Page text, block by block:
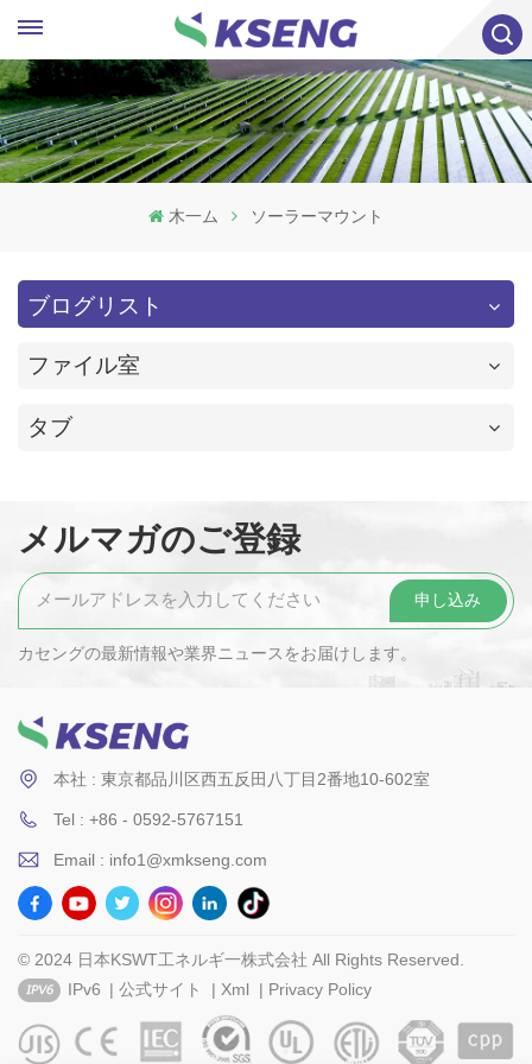
木一ム ソーラーマウント
ブログリスト
ファイル室
タブ
メルマガのご登録
カセングの最新情報や業界ニュースをお届けします。
本社 : 東京都品川区西五反田八丁目2番地10-602室
Tel : +86 - 0592-5767151
Email : info1@xmkseng.com
© 2024 日本KSWT工ネルギ一株式会社 All Rights Reserved.
IPv6 | 公式サイト | Xml | Privacy Policy